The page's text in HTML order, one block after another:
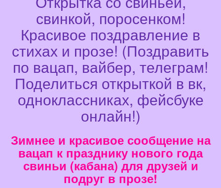
свинкой, поросенком!
Красивое поздравление в
стихах и прозе! (Поздравить
по вацап, вайбер, телеграм!
Поделиться открыткой в вк,
одноклассниках, фейсбуке
онлайн!)
Зимнее и красивое сообщение на
вацап к празднику нового года
свиньи (кабана) для друзей и
подруг в прозе!